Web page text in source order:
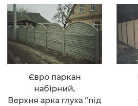
Євро паркан
набірний,
Верхня арка глуха “під